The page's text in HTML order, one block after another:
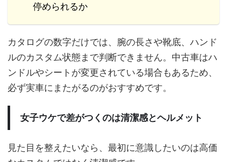
停められるか
カタログの数字だけでは、腕の長さや靴底、ハンド
ルのカスタム状態まで判断できません。中古車はハ
ンドルやシートが変更されている場合もあるため、
必ず実車にまたがるのがおすすめです。
女子ウケで差がつくのは清潔感とヘルメット
見た目を整えたいなら、最初に意識したいのは高価